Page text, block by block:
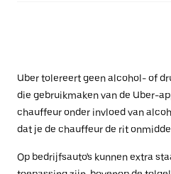
Uber tolereert geen alcohol- of
die gebruikmaken van de Uber-
chauffeur onder invloed van
dat je de chauffeur de rit
Op bedrijfsauto's kunnen extra